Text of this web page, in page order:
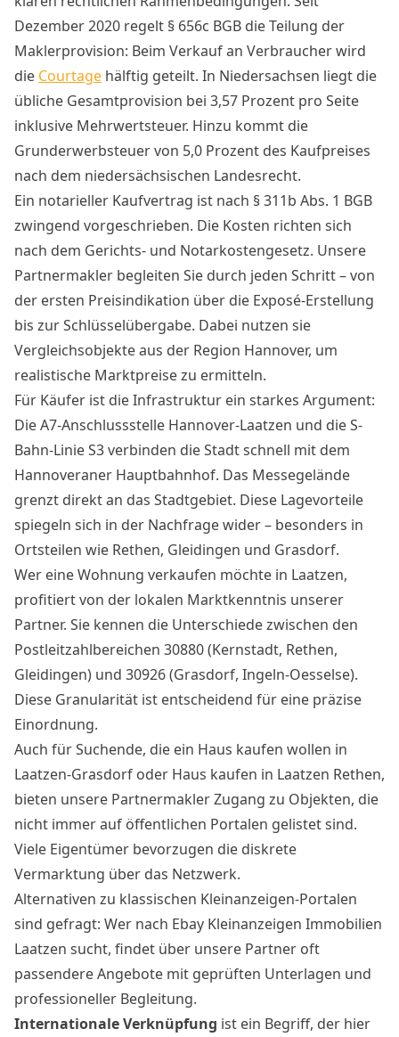
Dezember 2020 regelt § 656c BGB die Teilung der
Maklerprovision: Beim Verkauf an Verbraucher wird
die Courtage hälftig geteilt. In Niedersachsen liegt die
übliche Gesamtprovision bei 3,57 Prozent pro Seite
inklusive Mehrwertsteuer. Hinzu kommt die
Grunderwerbsteuer von 5,0 Prozent des Kaufpreises
nach dem niedersächsischen Landesrecht.
Ein notarieller Kaufvertrag ist nach § 311b Abs. 1 BGB
zwingend vorgeschrieben. Die Kosten richten sich
nach dem Gerichts- und Notarkostengesetz. Unsere
Partnermakler begleiten Sie durch jeden Schritt – von
der ersten Preisindikation über die Exposé-Erstellung
bis zur Schlüsselübergabe. Dabei nutzen sie
Vergleichsobjekte aus der Region Hannover, um
realistische Marktpreise zu ermitteln.
Für Käufer ist die Infrastruktur ein starkes Argument:
Die A7-Anschlussstelle Hannover-Laatzen und die S-
Bahn-Linie S3 verbinden die Stadt schnell mit dem
Hannoveraner Hauptbahnhof. Das Messegelände
grenzt direkt an das Stadtgebiet. Diese Lagevorteile
spiegeln sich in der Nachfrage wider – besonders in
Ortsteilen wie Rethen, Gleidingen und Grasdorf.
Wer eine Wohnung verkaufen möchte in Laatzen,
profitiert von der lokalen Marktkenntnis unserer
Partner. Sie kennen die Unterschiede zwischen den
Postleitzahlbereichen 30880 (Kernstadt, Rethen,
Gleidingen) und 30926 (Grasdorf, Ingeln-Oesselse).
Diese Granularität ist entscheidend für eine präzise
Einordnung.
Auch für Suchende, die ein Haus kaufen wollen in
Laatzen-Grasdorf oder Haus kaufen in Laatzen Rethen,
bieten unsere Partnermakler Zugang zu Objekten, die
nicht immer auf öffentlichen Portalen gelistet sind.
Viele Eigentümer bevorzugen die diskrete
Vermarktung über das Netzwerk.
Alternativen zu klassischen Kleinanzeigen-Portalen
sind gefragt: Wer nach Ebay Kleinanzeigen Immobilien
Laatzen sucht, findet über unsere Partner oft
passendere Angebote mit geprüften Unterlagen und
professioneller Begleitung.
Internationale Verknüpfung ist ein Begriff, der hier